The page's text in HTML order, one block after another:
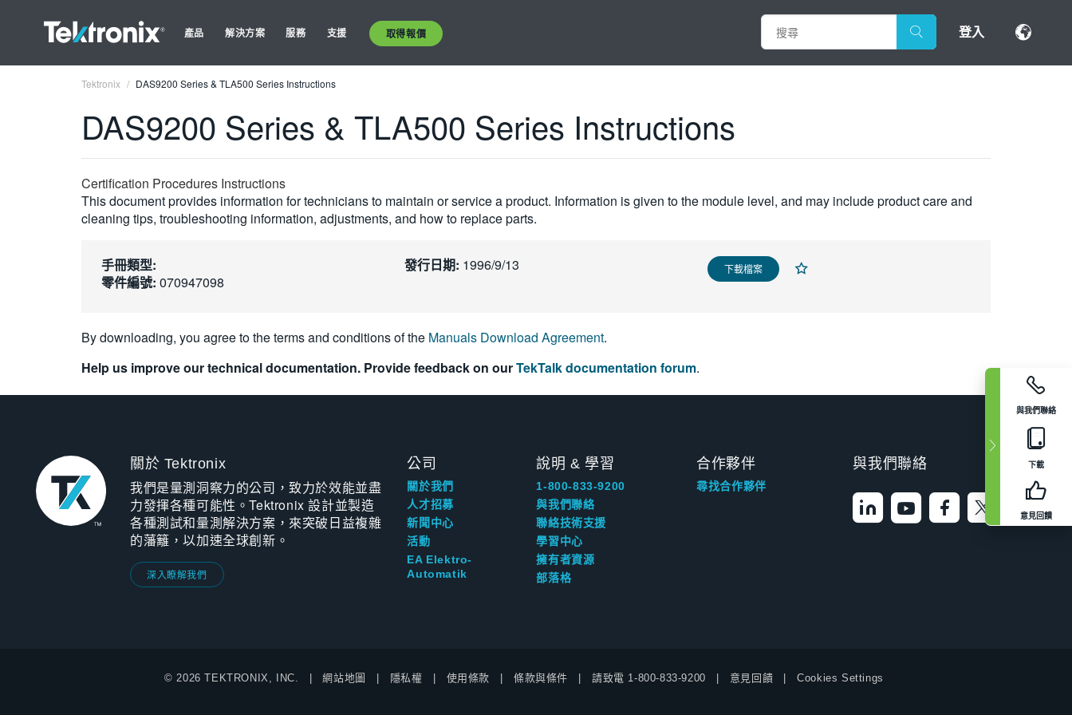
產品 解決方案 服務 支援 取得報價 登入
與我們聯絡
下載
意見回饋
Tektronix DAS9200 Series & TLA500 Series Instructions
DAS9200 Series & TLA500 Series Instructions
Certification Procedures Instructions
This document provides information for technicians to maintain or service a product. Information is given to the module level, and may include product care and
cleaning tips, troubleshooting information, adjustments, and how to replace parts.
手冊類型:
零件編號: 070947098
發行日期: 1996/9/13 下載檔案
By downloading, you agree to the terms and conditions of the Manuals Download Agreement.
Help us improve our technical documentation. Provide feedback on ourTekTalk documentation forum.
關於 Tektronix
我們是量測洞察力的公司，致力於效能並盡
力發揮各種可能性。Tektronix 設計並製造
各種測試和量測解決方案，來突破日益複雜
的藩籬，以加速全球創新。
深入瞭解我們
公司
關於我們
人才招募
新聞中心
活動
EA Elektro-
Automatik
說明 & 學習
1-800-833-9200
與我們聯絡
聯絡技術支援
學習中心
擁有者資源
部落格
合作夥伴
尋找合作夥伴
與我們聯絡
© 2026 TEKTRONIX, INC. 網站地圖 隱私權 使用條款 條款與條件 請致電 1-800-833-9200 意見回饋 Cookies Settings